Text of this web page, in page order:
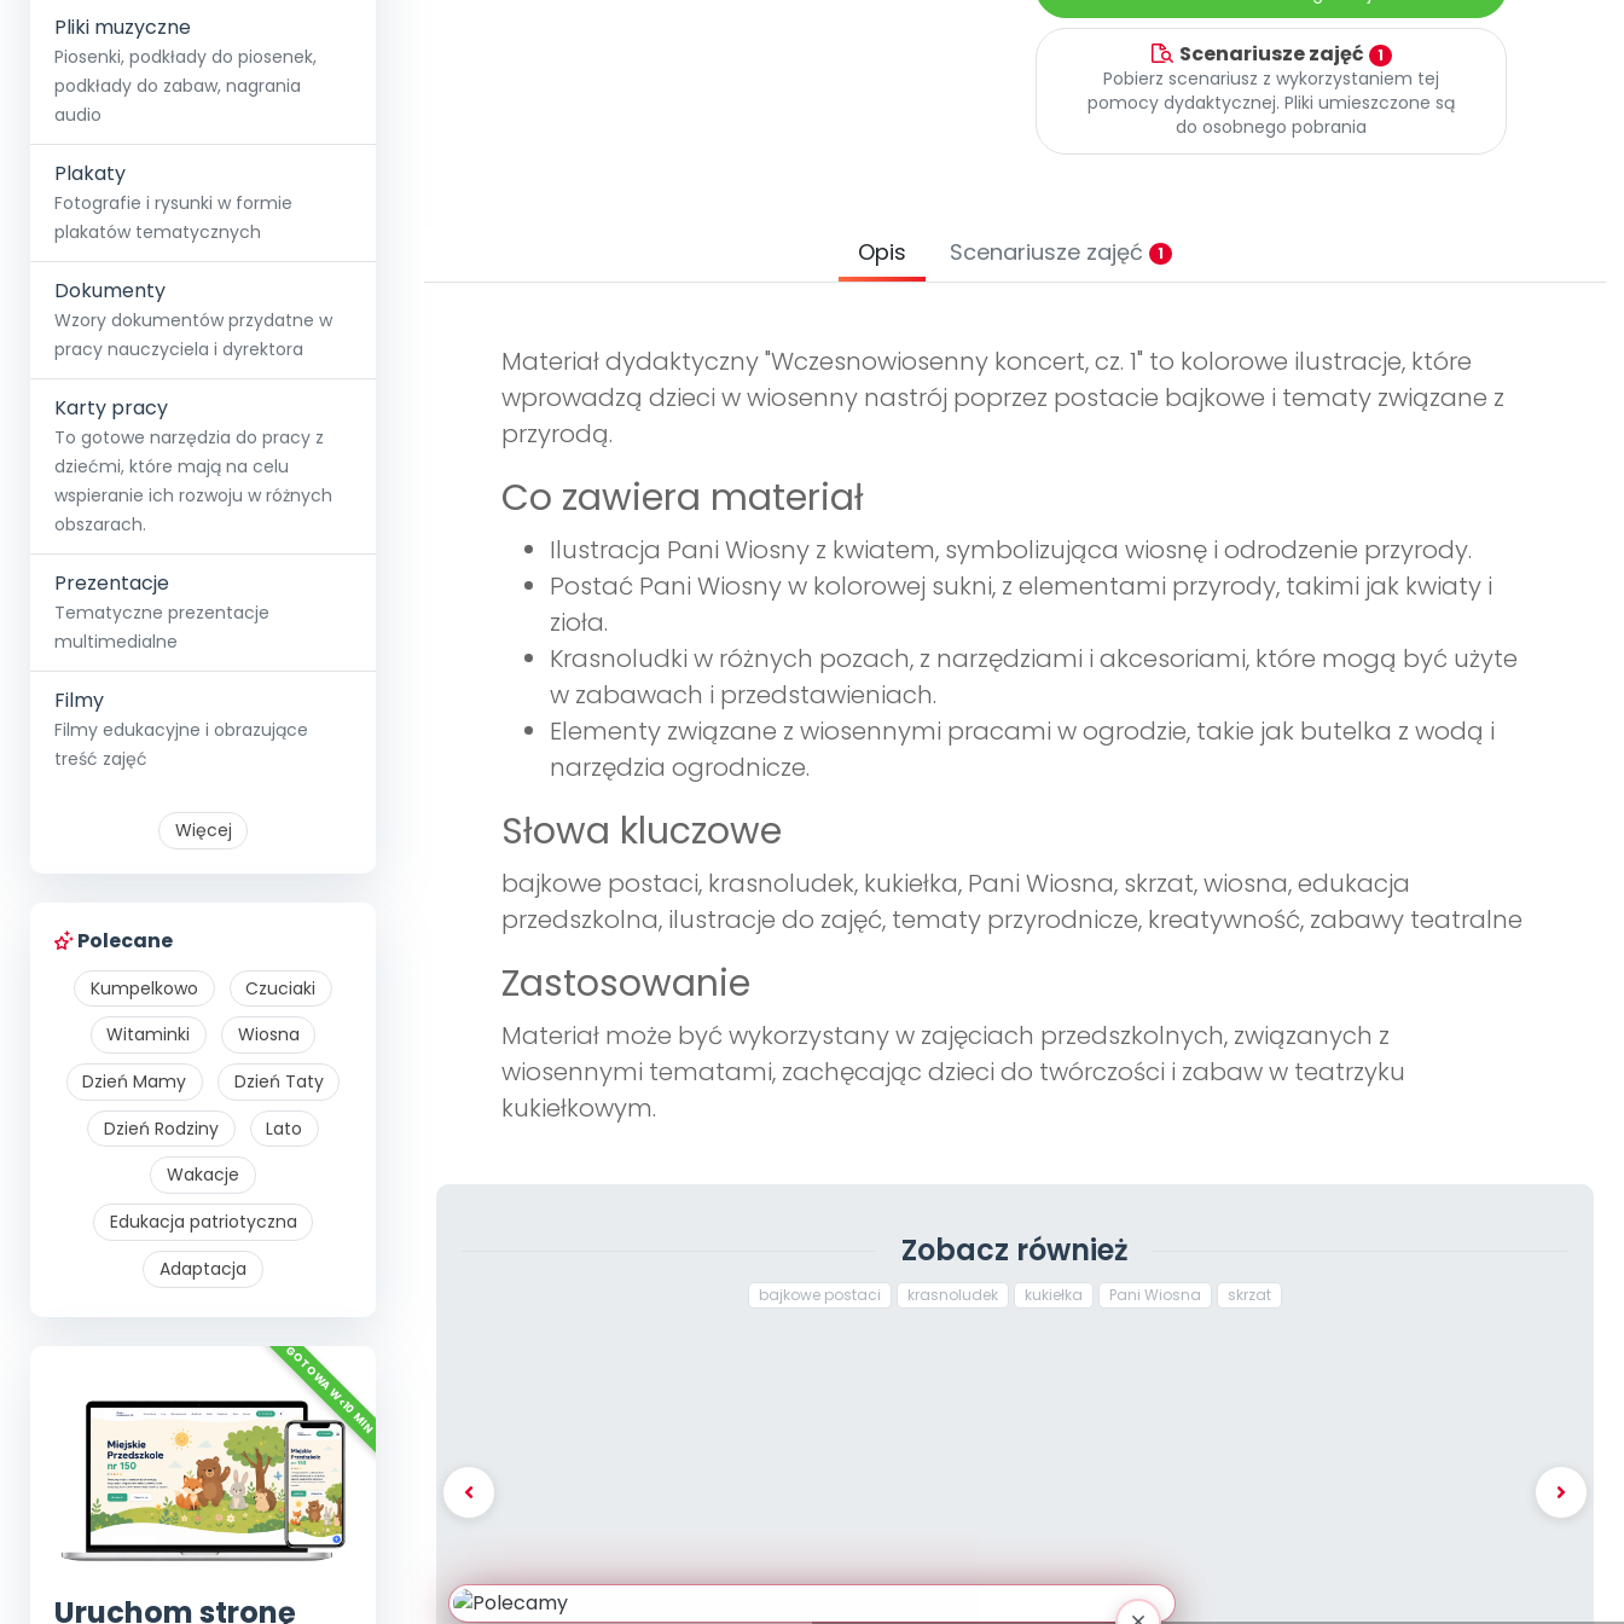
Pliki muzyczne
Piosenki, podkłady do piosenek,
podkłady do zabaw, nagrania
audio
Plakaty
Fotografie i rysunki w formie
plakatów tematycznych
Dokumenty
Wzory dokumentów przydatne w
pracy nauczyciela i dyrektora
Karty pracy
To gotowe narzędzia do pracy z
dziećmi, które mają na celu
wspieranie ich rozwoju w różnych
obszarach.
Prezentacje
Tematyczne prezentacje
multimedialne
Filmy
Filmy edukacyjne i obrazujące
treść zajęć
Więcej
Polecane
Kumpelkowo
Czuciaki
Witaminki
Wiosna
Dzień Mamy
Dzień Taty
Dzień Rodziny
Lato
Wakacje
Edukacja patriotyczna
Adaptacja
Uruchom stronę
Scenariusze zajęć 1
Pobierz scenariusz z wykorzystaniem tej
pomocy dydaktycznej. Pliki umieszczone są
do osobnego pobrania
Opis Scenariusze zajęć 1
Materiał dydaktyczny "Wczesnowiosenny koncert, cz. 1" to kolorowe ilustracje, które
wprowadzą dzieci w wiosenny nastrój poprzez postacie bajkowe i tematy związane z
przyrodą.
Co zawiera materiał
Ilustracja Pani Wiosny z kwiatem, symbolizująca wiosnę i odrodzenie przyrody.
Postać Pani Wiosny w kolorowej sukni, z elementami przyrody, takimi jak kwiaty i
zioła.
Krasnoludki w różnych pozach, z narzędziami i akcesoriami, które mogą być użyte
w zabawach i przedstawieniach.
Elementy związane z wiosennymi pracami w ogrodzie, takie jak butelka z wodą i
narzędzia ogrodnicze.
Słowa kluczowe
bajkowe postaci, krasnoludek, kukiełka, Pani Wiosna, skrzat, wiosna, edukacja
przedszkolna, ilustracje do zajęć, tematy przyrodnicze, kreatywność, zabawy teatralne
Zastosowanie
Materiał może być wykorzystany w zajęciach przedszkolnych, związanych z
wiosennymi tematami, zachęcając dzieci do twórczości i zabaw w teatrzyku
kukiełkowym.
Zobacz również
bajkowe postaci krasnoludek kukiełka Pani Wiosna skrzat